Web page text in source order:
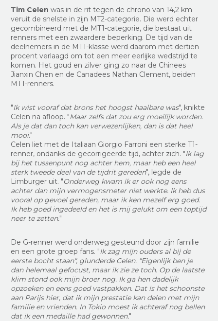
Tim Celen was in de rit tegen de chrono van 14,2 km
veruit de snelste in zijn MT2-categorie. Die werd echter
gecombineerd met de MT1-categorie, die bestaat uit
renners met een zwaardere beperking. De tijd van de
deelnemers in de MT1-klasse werd daarom met dertien
procent verlaagd om tot een meer eerlijke wedstrijd te
komen. Het goud en zilver ging zo naar de Chinees
Jianxin Chen en de Canadees Nathan Clement, beiden
MT1-renners.
"Ik wist vooraf dat brons het hoogst haalbare was", knikte
Celen na afloop. "Maar zelfs dat zou erg moeilijk worden.
Als je dat dan toch kan verwezenlijken, dan is dat heel
mooi."
Celen liet met de Italiaan Giorgio Farroni een sterke T1-
renner, ondanks de gecorrigeerde tijd, achter zich. "Ik lag
bij het tussenpunt nog achter hem, maar heb een heel
sterk tweede deel van de tijdrit gereden", legde de
Limburger uit. "Onderweg kwam ik er ook nog eens
achter dan mijn vermogensmeter niet werkte. Ik heb dus
vooral op gevoel gereden, maar ik ken mezelf erg goed.
Ik heb goed ingedeeld en het is mij gelukt om een toptijd
neer te zetten."
De G-renner werd onderweg gesteund door zijn familie
en een grote groep fans. "Ik zag mijn ouders al bij de
eerste bocht staan", glunderde Celen. "Eigenlijk ben je
dan helemaal gefocust, maar ik zie ze toch. Op de laatste
klim stond ook mijn broer nog. Ik ga hen dadelijk
opzoeken en eens goed vastpakken. Dat is het schoonste
aan Parijs hier, dat ik mijn prestatie kan delen met mijn
familie en vrienden. In Tokio moest ik achteraf nog bellen
dat ik een medaille had gewonnen."